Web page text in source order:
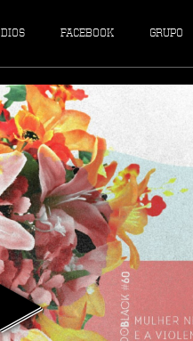
FACEBOOK GRUPO